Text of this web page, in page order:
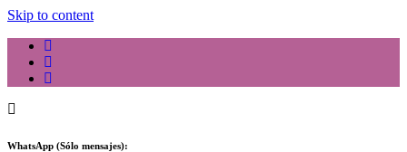
Skip to content
WhatsApp (Sólo mensajes):